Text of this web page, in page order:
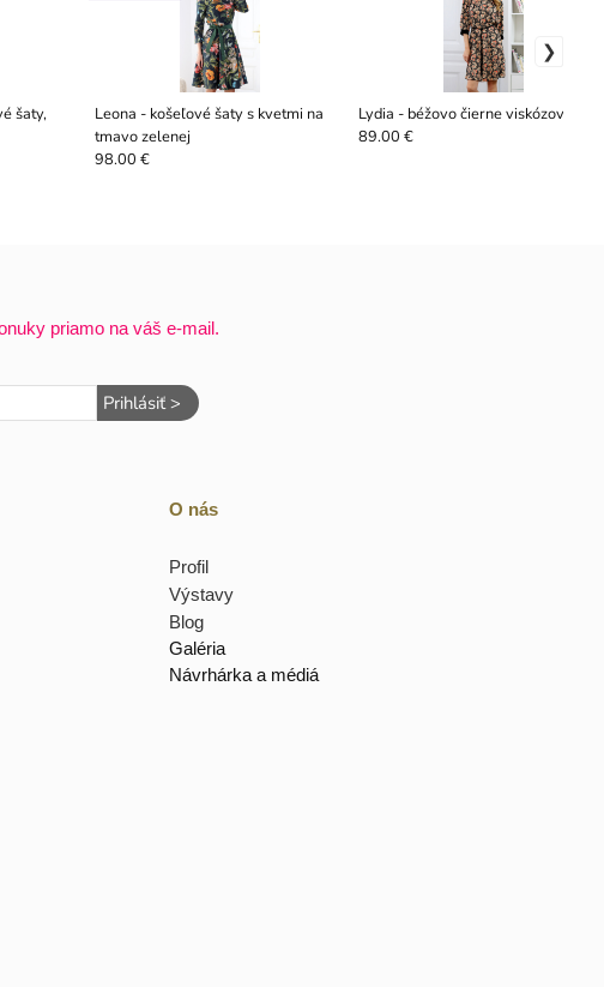
šaty,
Leona - košeľové šaty s kvetmi na
tmavo zelenej
98.00 €
Lydia - béžovo čierne viskózové šaty
89.00 €
priamo na váš e-mail.
Prihlásiť >
O nás
Profil
Výstavy
Blog
Galéria
Návrhárka a médiá